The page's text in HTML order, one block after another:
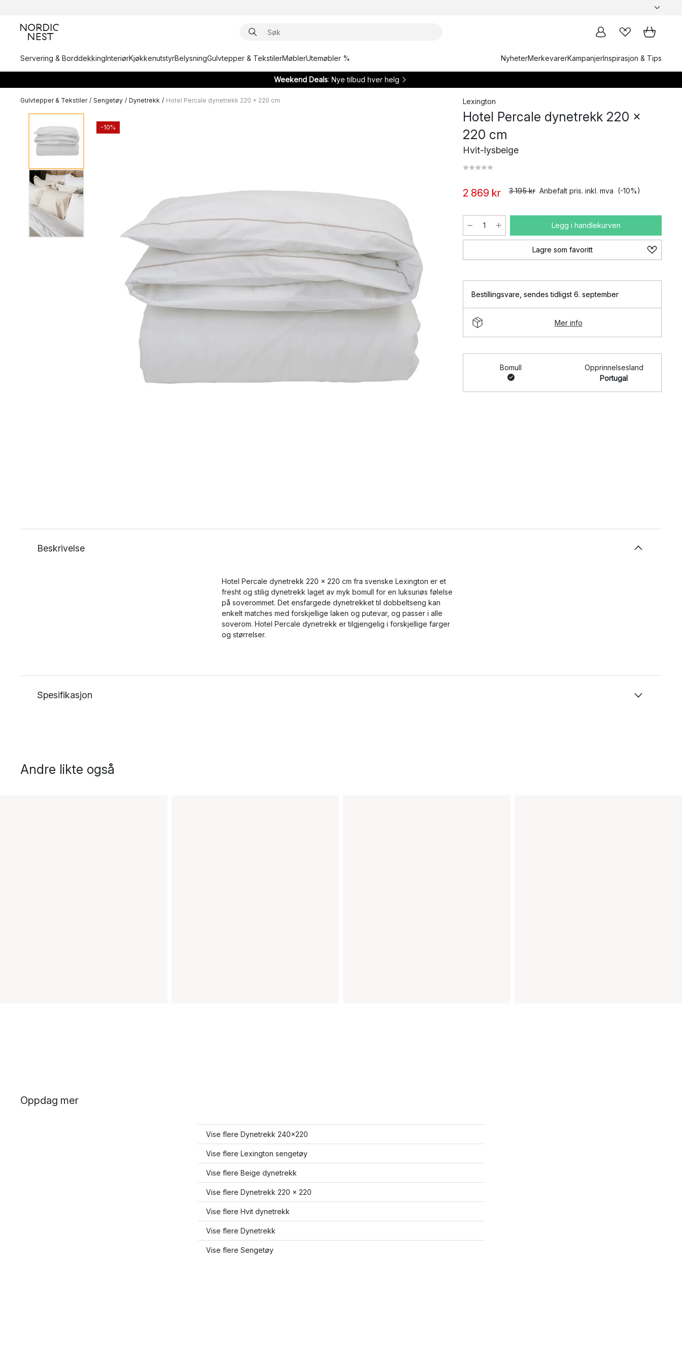
Servering & BorddekkingInteriørKjøkkenutstyrBelysningGulvtepper & TekstilerMøblerUtemøbler % NyheterMerkevarerKampanjerInspirasjon & Tips
Weekend Deals: Nye tilbud hver helg
Gulvtepper & Tekstiler / Sengetøy / Dynetrekk / Hotel Percale dynetrekk 220 x 220 cm
-10%
Lexington
Hotel Percale dynetrekk 220 x
220 cm
Hvit-lysbeige
2 869 kr 3 195 kr Anbefalt pris. inkl. mva (-10%)
Legg i handlekurven
Lagre som favoritt
Bestillingsvare sendes tidligst 6. september
Mer info
Bomull
Opprinnelsesland
Portugal
Beskrivelse
Hotel Percale dynetrekk 220 x 220 cm fra svenske Lexington er et
fresht og stilig dynetrekk laget av myk bomull for en luksuriøs følelse
på soverommet. Det ensfargede dynetrekket til dobbeltseng kan
enkelt matches med forskjellige laken og putevar, og passer i alle
soverom. Hotel Percale dynetrekk er tilgjengelig i forskjellige farger
og størrelser.
Spesifikasjon
Andre likte også
Oppdag mer
Vise flere Dynetrekk 240x220
Vise flere Lexington sengetøy
Vise flere Beige dynetrekk
Vise flere Dynetrekk 220 x 220
Vise flere Hvit dynetrekk
Vise flere Dynetrekk
Vise flere Sengetøy